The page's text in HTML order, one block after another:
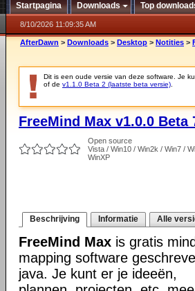
Startpagina Downloads Top
8/10/2026 11:09:35 AM
AfterDawn > Downloads > Desktop > Notities >
Dit is een oude versie van deze software. Je
of de v1.1.0 Beta 2 (laatste beta versie)
FreeMind Max v1.0.0 Beta
Open source
Vista / Win10 / Win2k / Win7 /
WinXP
Beschrijving Informatie Alle
FreeMind Max is gratis
mapping software
java. Je kunt er je ideeën,